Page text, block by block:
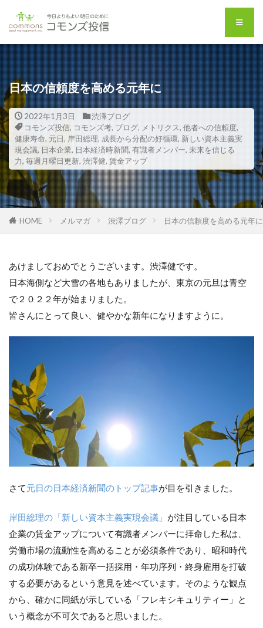
日本の信頼度を高める元年に
2022年1月3日
渋澤ブログ
コモンズ投信, コモンズ考, ブログ, メトリクス, 他者への信頼度,
健康寿命, 元日, 岸田総理, 成長から分配の好循環, 新しい資本主義実
現会議, 日本企業, 日本経済時新聞, 有識者メンバー, 未来を信じる
力, 毎週月曜日更新, 渋澤健, 賃金アップ
HOME メルマガ 渋澤ブログ 日本の信頼度を高める元年に
あけましておめでとうございます。渋澤健です。
日本海側など大雪の各地もありましたが、東京の元旦は青空
で２０２２年が始まりました。
皆さんにとって良い、健やかな新年になりますように。
さて元日の日本経済新聞のトップ記事が目を引きました。
岸田総理の「新しい資本主義実現会議」 が注目している日本
企業の賃金アップについて有識者メンバーに拝命した私は、
労働市場の流動性を高めることが必須条件であり、昭和時代
の成功体験である新卒一括採用・年功序列・終身雇用を打破
する必要があるという意見を述べています。そのような観点
から、確かに同紙が示している「フレキシキュリティー」と
いう概念が不可欠であると思いました。